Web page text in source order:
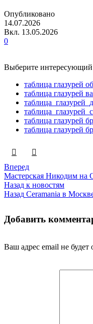
Опубликовано
14.07.2026
Вкл. 13.05.2026
0
Выберите интересующий
таблица глазурей
таблица глазурей
таблица глазурей
таблица глазурей
Вперед
Мастерская Никодим на
Назад к новостям
Назад Ceramania в
Добавить
Ваш адрес email не будет